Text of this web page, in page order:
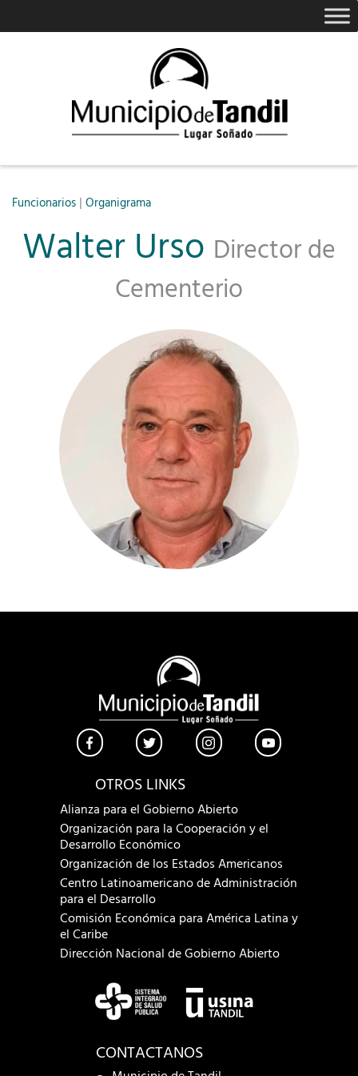
Funcionarios | Organigrama
Walter Urso Director de
Cementerio
OTROS LINKS
Alianza para el Gobierno Abierto
Organización para la Cooperación y el
Desarrollo Económico
Organización de los Estados Americanos
Centro Latinoamericano de Administración
para el Desarrollo
Comisión Económica para América Latina y
el Caribe
Dirección Nacional de Gobierno Abierto
CONTACTANOS